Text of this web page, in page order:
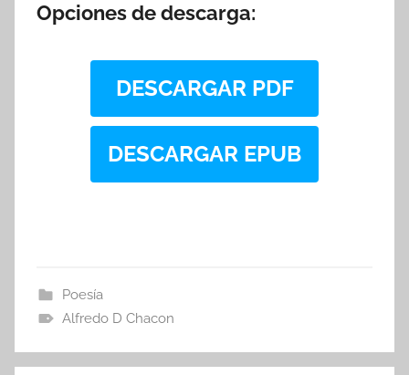
Opciones de descarga:
DESCARGAR PDF
DESCARGAR EPUB
Poesía
Alfredo D Chacon